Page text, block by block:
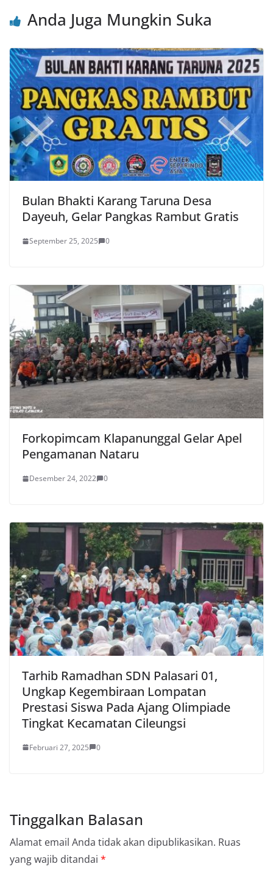
Anda Juga Mungkin Suka
Bulan Bhakti Karang Taruna Desa
Dayeuh, Gelar Pangkas Rambut Gratis
September 25, 2025 0
Forkopimcam Klapanunggal Gelar Apel
Pengamanan Nataru
Desember 24, 2022 0
Tarhib Ramadhan SDN Palasari 01,
Ungkap Kegembiraan Lompatan
Prestasi Siswa Pada Ajang Olimpiade
Tingkat Kecamatan Cileungsi
Februari 27, 2025 0
Tinggalkan Balasan
Alamat email Anda tidak akan dipublikasikan. Ruas
yang wajib ditandai *